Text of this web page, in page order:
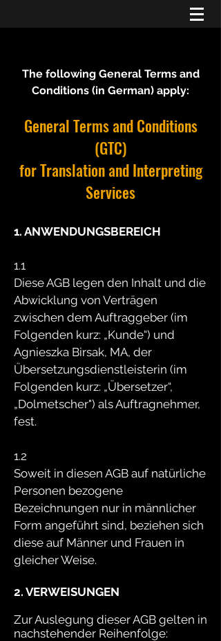
The following General Terms and
Conditions (in German) apply:
General Terms and Conditions
(GTC)
for Translation and Interpreting
Services
1. ANWENDUNGSBEREICH
1.1
Diese AGB legen den Inhalt und die
Abwicklung von Verträgen
zwischen dem Auftraggeber (im
Folgenden kurz: „Kunde“) und
Agnieszka Birsak, MA, der
Übersetzungsdienstleisterin (im
Folgenden kurz: „Übersetzer“,
„Dolmetscher") als Auftragnehmer,
fest.
1.2
Soweit in diesen AGB auf natürliche
Personen bezogene
Bezeichnungen nur in männlicher
Form angeführt sind, beziehen sich
diese auf Männer und Frauen in
gleicher Weise.
2. VERWEISUNGEN
Zur Auslegung dieser AGB gelten in
nachstehender Reihenfolge: